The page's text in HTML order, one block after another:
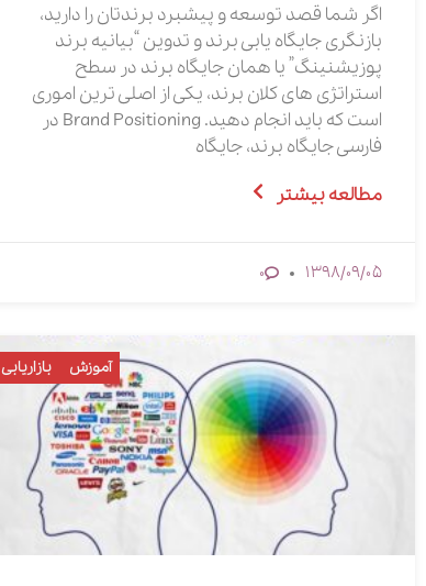
اگر شما قصد توسعه و پیشبرد برندتان را دارید،
بازنگری جایگاه یابی برند و تدوین “بیانیه برند
پوزیشنینگ” یا همان جایگاه برند در سطح
استراتژی های کلان برند، یکی از اصلی ترین اموری
است که باید انجام دهید. Brand Positioning در
فارسی جایگاه برند، جایگاه
مطالعه بیشتر
1398/09/05
0
آموزش بازاریابی